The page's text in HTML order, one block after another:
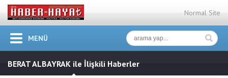
Normal Site
MENÜ
BERAT ALBAYRAK ile İlişkili Haberler